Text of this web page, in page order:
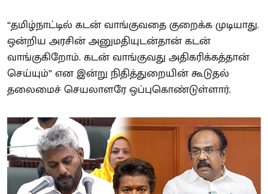
“தமிழ்நாட்டில் கடன் வாங்குவதை குறைக்க முடியாது.
ஒன்றிய அரசின் அனுமதியுடன்தான் கடன்
வாங்குகிறோம். கடன் வாங்குவது அதிகரிக்கத்தான்
செய்யும்” என இன்று நிதித்துறையின் கூடுதல்
தலைமைச் செயலாளரே ஒப்புகொண்டுள்ளார்.